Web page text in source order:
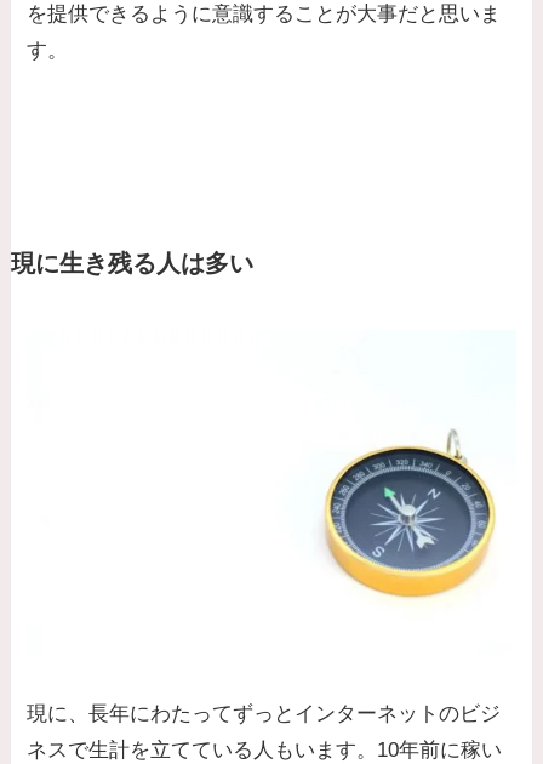
を提供できるように意識することが大事だと思いま
す。
現に生き残る人は多い
現に、長年にわたってずっとインターネットのビジ
ネスで生計を立てている人もいます。10年前に稼い